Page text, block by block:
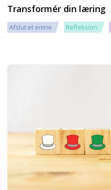
Transformér din læring
Afslut et emne Refleksion